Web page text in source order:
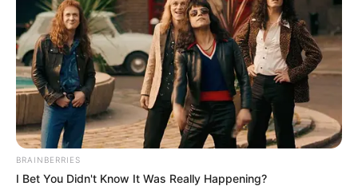
Tampil Lebih Modern, 7 Potret
Hasil Renovasi Rumah Berusia
90 Tahun
BRAINBERRIES
I Bet You Didn't Know It Was Really Happening?